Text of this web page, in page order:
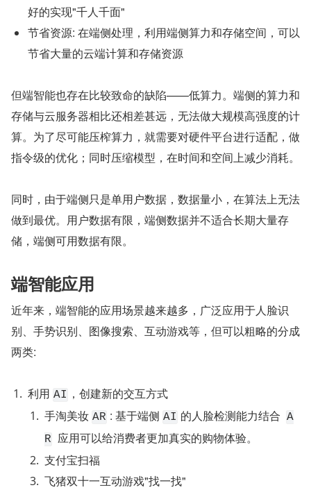
好的实现"千人千面"
节省资源: 在端侧处理，利用端侧算力和存储空间，可以
节省大量的云端计算和存储资源
但端智能也存在比较致命的缺陷——低算力。端侧的算力和
存储与云服务器相比还相差甚远，无法做大规模高强度的计
算。为了尽可能压榨算力，就需要对硬件平台进行适配，做
指令级的优化；同时压缩模型，在时间和空间上减少消耗。
同时，由于端侧只是单用户数据，数据量小，在算法上无法
做到最优。用户数据有限，端侧数据并不适合长期大量存
储，端侧可用数据有限。
端智能应用
近年来，端智能的应用场景越来越多，广泛应用于人脸识
别、手势识别、图像搜索、互动游戏等，但可以粗略的分成
两类:
利用 AI ，创建新的交互方式
手淘美妆 AR : 基于端侧 AI 的⼈脸检测能⼒结合 A
R
  应⽤可以给消费者更加真实的购物体验。
支付宝扫福
飞猪双十一互动游戏"找一找"